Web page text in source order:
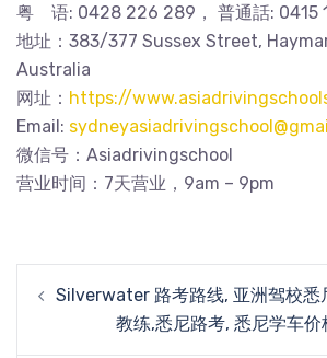
粤 语: 0428 226 289， 普通話: 0415
地址：383/377 Sussex Street,
Australia
网址： https://
Email:
微信号：Asiadrivingschool
营业时间：7天营业，9am – 9pm
navigation
Silverwater 路考路线, 亚洲驾校悉
教练,悉尼路考, 悉尼学车价